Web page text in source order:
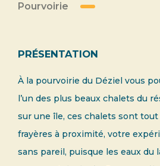
Pourvoirie
PRÉSENTATION
À la pourvoirie du Déziel vous
l’un des plus beaux chalets du
sur une île, ces chalets sont tout
frayères à proximité, votre
sans pareil, puisque les eaux du